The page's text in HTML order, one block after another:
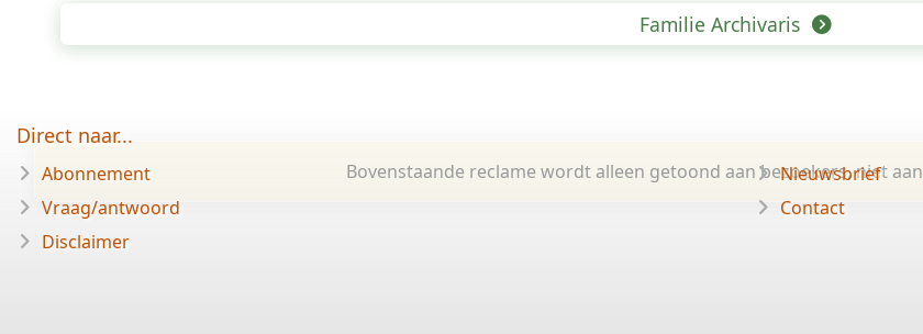
Familie Archivaris
Bovenstaande reclame wordt alleen getoond aan bezoekers, niet aan
Direct naar...
Abonnement
Vraag/antwoord
Disclaimer
Nieuwsbrief
Contact